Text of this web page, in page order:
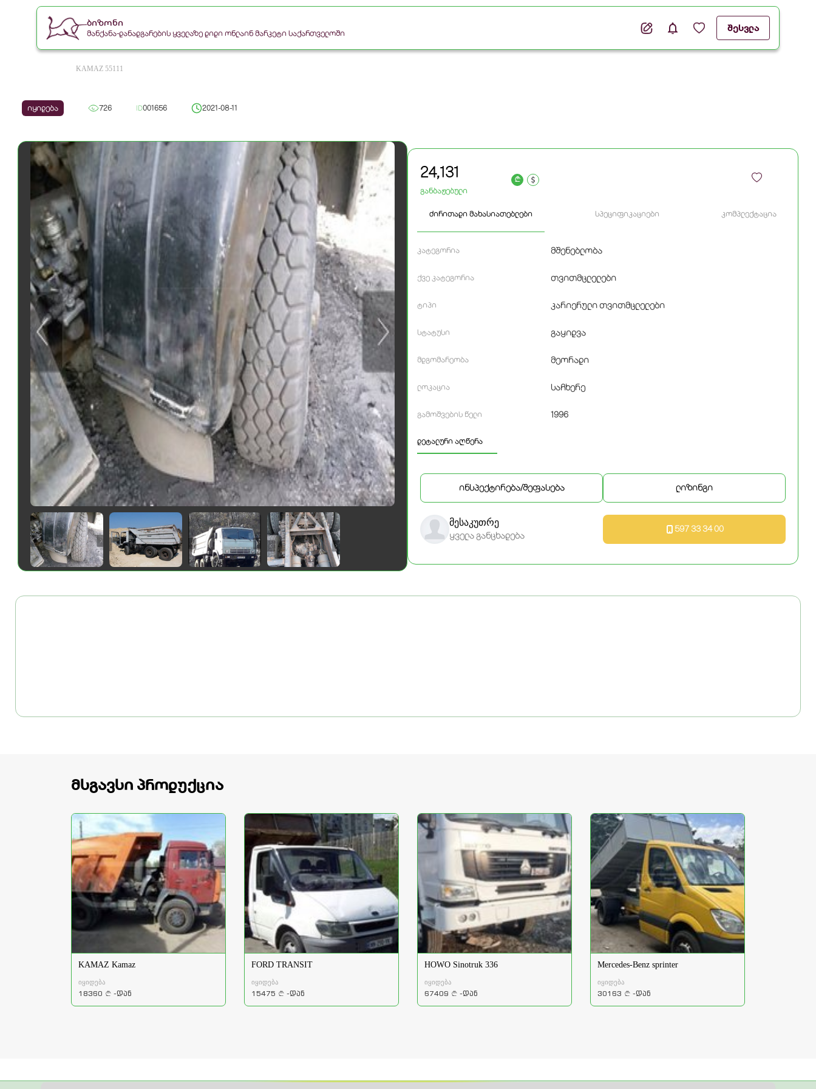
ბიზონი
მანქანა-დანადგარების ყველაზე დიდი ონლაინ მარკეტი საქართველოში
შესვლა
KAMAZ 55111
იყიდება 726 ID001656 2021-08-11
24,131
განბაჟებული
a
ძირითადი მახასიათებლები სპეციფიკაციები კომპლექტაცია
კატეგორია მშენებლობა
ქვე კატეგორია თვითმცლელები
ტიპი კარიერული თვითმცლელები
სტატუსი გაყიდვა
მდგომარეობა მეორადი
ლოკაცია საჩხერე
გამოშვების წელი 1996
დეტალური აღწერა
ინსპექტირება/შეფასება ლიზინგი
მესაკუთრე
ყველა განცხადება
597 33 34 00
მსგავსი პროდუქცია
KAMAZ Kamaz
იყიდება
18360 a -დან
FORD TRANSIT
იყიდება
15475 a -დან
HOWO Sinotruk 336
იყიდება
67409 a -დან
Mercedes-Benz sprinter
იყიდება
30163 a -დან